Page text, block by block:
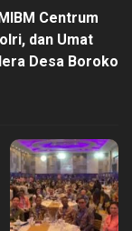
Centrum
dan Umat
Desa Boroko